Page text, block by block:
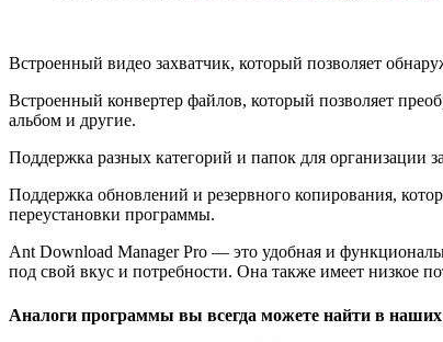
Встроенный видео захватчик, который позволяет
Встроенный конвертер файлов, который позволяет
альбом и другие.
Поддержка разных категорий и папок для организации
Поддержка обновлений и резервного копирования,
переустановки программы.
Ant Download Manager Pro — это удобная и
под свой вкус и потребности. Она также имеет низкое
Аналоги программы вы всегда можете найти в наших